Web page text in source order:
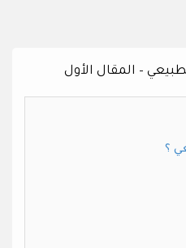
– المقال الأول
؟